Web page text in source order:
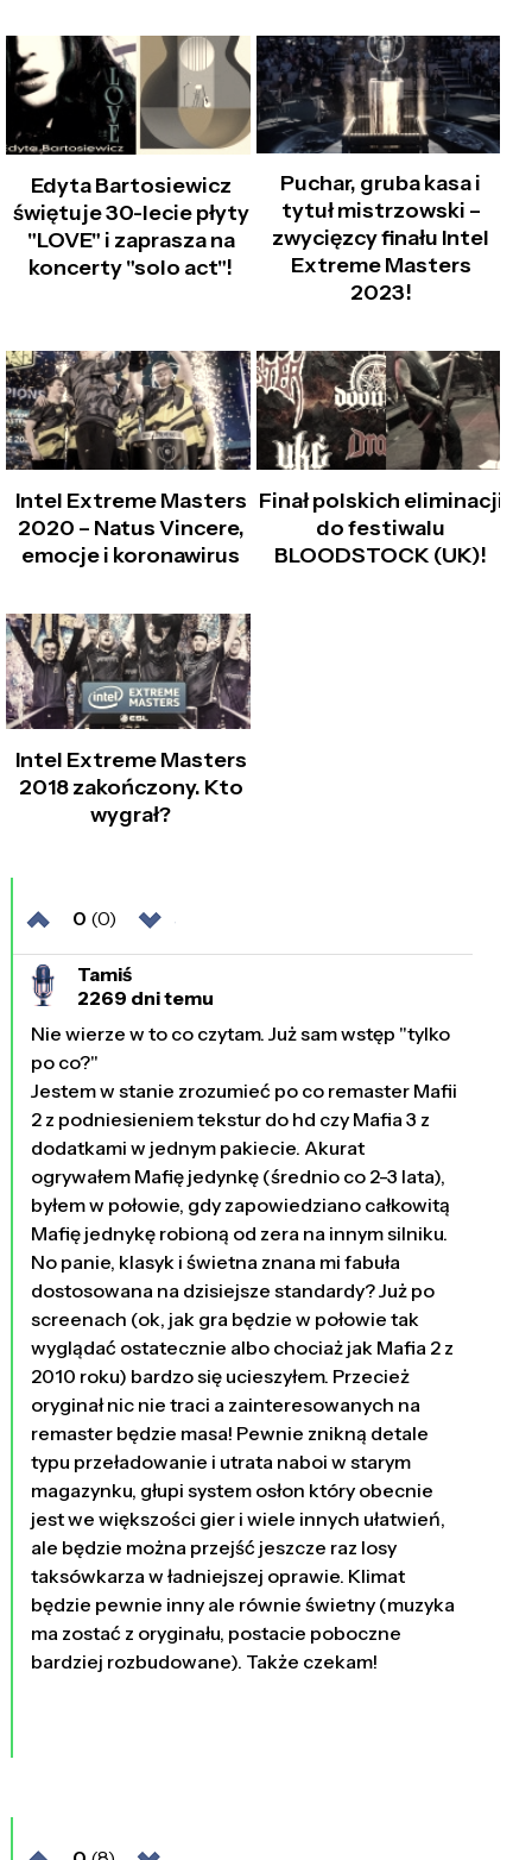
Edyta Bartosiewicz
świętuje 30-lecie płyty
"LOVE" i zaprasza na
koncerty "solo act"!
Puchar, gruba kasa i
tytuł mistrzowski –
zwycięzcy finału Intel
Extreme Masters
2023!
Intel Extreme Masters
2020 – Natus Vincere,
emocje i koronawirus
Finał polskich eliminacji
do festiwalu
BLOODSTOCK (UK)!
Intel Extreme Masters
2018 zakończony. Kto
wygrał?
0 (0)
Tamiś
2269 dni temu
Nie wierze w to co czytam. Już sam wstęp "tylko
po co?"
Jestem w stanie zrozumieć po co remaster Mafii
2 z podniesieniem tekstur do hd czy Mafia 3 z
dodatkami w jednym pakiecie. Akurat
ogrywałem Mafię jedynkę (średnio co 2-3 lata),
byłem w połowie, gdy zapowiedziano całkowitą
Mafię jednykę robioną od zera na innym silniku.
No panie, klasyk i świetna znana mi fabuła
dostosowana na dzisiejsze standardy? Już po
screenach (ok, jak gra będzie w połowie tak
wyglądać ostatecznie albo chociaż jak Mafia 2 z
2010 roku) bardzo się ucieszyłem. Przecież
oryginał nic nie traci a zainteresowanych na
remaster będzie masa! Pewnie znikną detale
typu przeładowanie i utrata naboi w starym
magazynku, głupi system osłon który obecnie
jest we większości gier i wiele innych ułatwień,
ale będzie można przejść jeszcze raz losy
taksówkarza w ładniejszej oprawie. Klimat
będzie pewnie inny ale równie świetny (muzyka
ma zostać z oryginału, postacie poboczne
bardziej rozbudowane). Także czekam!